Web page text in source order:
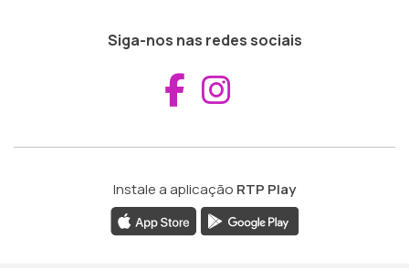
Siga-nos nas redes sociais
Aceder ao
Instale a aplicação RTP Play